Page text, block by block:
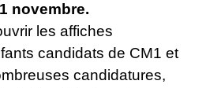
novembre.
les affiches
candidats de CM1 et
candidatures,